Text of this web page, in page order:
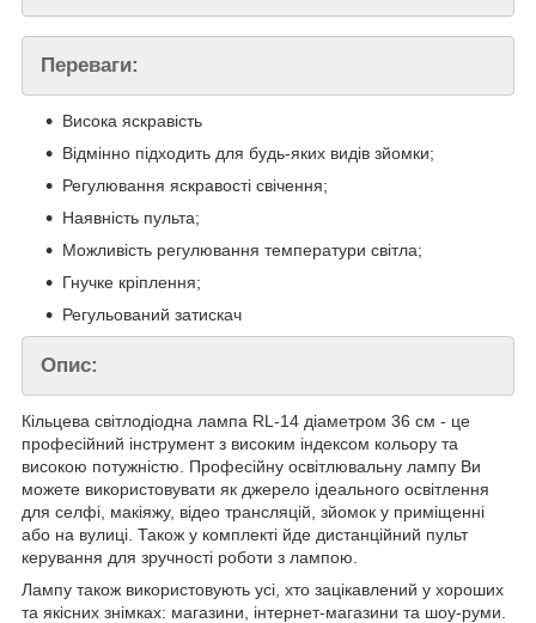
Переваги:
Висока яскравість
Відмінно підходить для будь-яких видів зйомки;
Регулювання яскравості свічення;
Наявність пульта;
Можливість регулювання температури світла;
Гнучке кріплення;
Регульований затискач
Опис:
Кільцева світлодіодна лампа RL-14 діаметром 36 см - це
професійний інструмент з високим індексом кольору та
високою потужністю. Професійну освітлювальну лампу Ви
можете використовувати як джерело ідеального освітлення
для селфі, макіяжу, відео трансляцій, зйомок у приміщенні
або на вулиці. Також у комплекті йде дистанційний пульт
керування для зручності роботи з лампою.
Лампу також використовують усі, хто зацікавлений у хороших
та якісних знімках: магазини, інтернет-магазини та шоу-руми.